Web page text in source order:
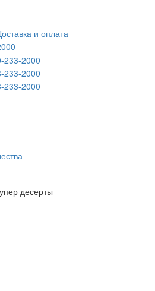
и оплата
233-2000
233-2000
233-2000
десерты